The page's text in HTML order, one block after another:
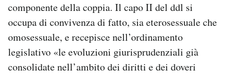
componente della coppia. Il capo II del ddl si
occupa di convivenza di fatto, sia eterosessuale che
omosessuale, e recepisce nell’ordinamento
legislativo «le evoluzioni giurisprudenziali già
consolidate nell’ambito dei diritti e dei doveri